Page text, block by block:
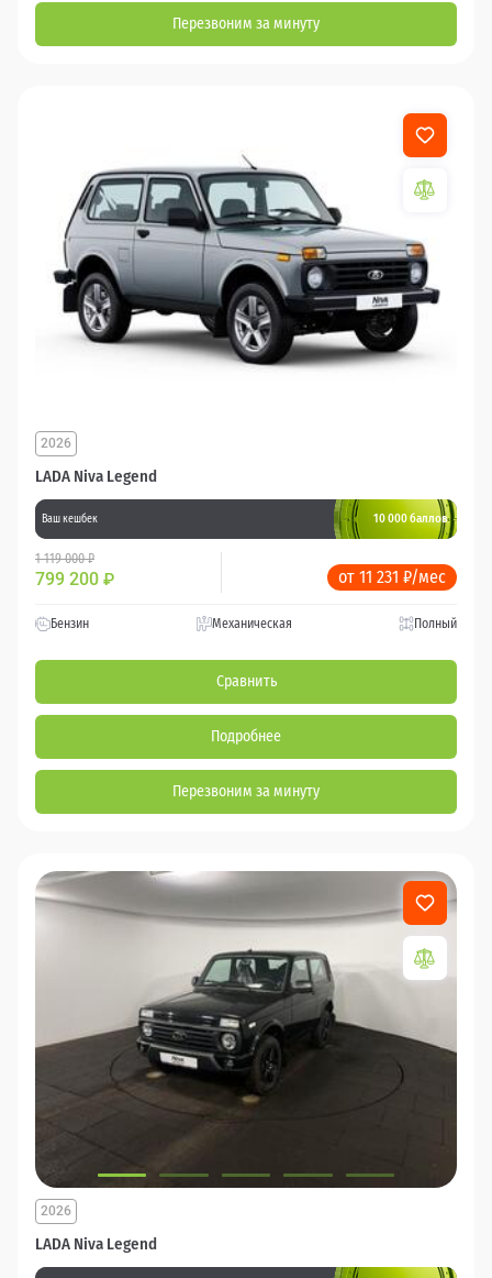
Перезвоним за минуту
LADA Niva Legend
2026
Ваш кешбек 10 000 баллов
1 119 000 ₽
799 200 ₽ от 11 231 ₽/мес
Бензин Механическая Полный
Сравнить
Подробнее
Перезвоним за минуту
LADA Niva Legend
2026